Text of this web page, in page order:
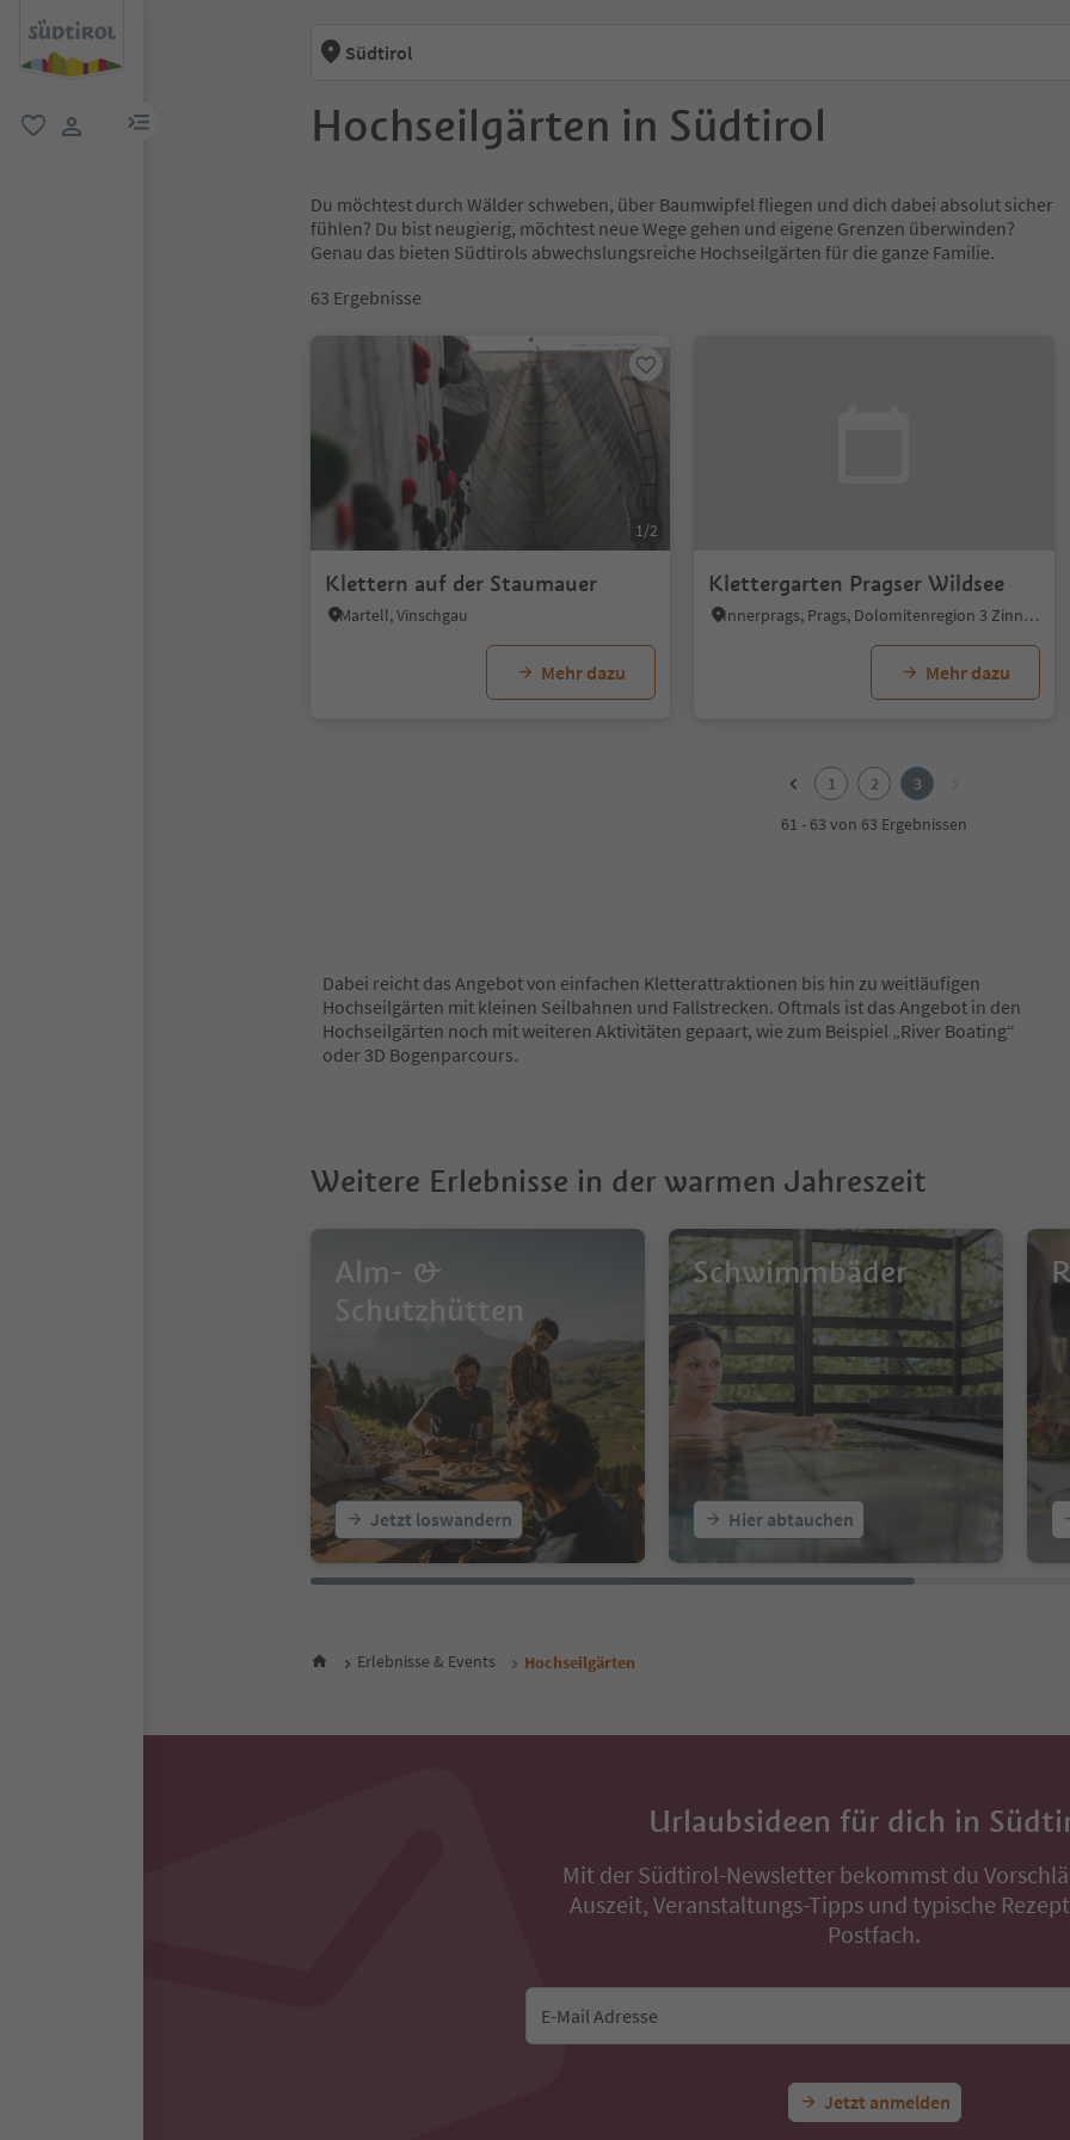
menu link
Südtirol
Hochseilgärten in Südtirol
Du möchtest durch Wälder schweben, über Baumwipfel fliegen und dich dabei absolut sicher
fühlen? Du bist neugierig, möchtest neue Wege gehen und eigene Grenzen überwinden?
Genau das bieten Südtirols abwechslungsreiche Hochseilgärten für die ganze Familie.
63 Ergebnisse
1/2
Klettern auf der Staumauer
Martell, Vinschgau
Mehr dazu
Klettergarten Pragser Wildsee
Innerprags, Prags, Dolomitenregion 3 Zinnen
Mehr dazu
1 2
3
61 - 63 von 63 Ergebnissen
Dabei reicht das Angebot von einfachen Kletterattraktionen bis hin zu weitläufigen
Hochseilgärten mit kleinen Seilbahnen und Fallstrecken. Oftmals ist das Angebot in den
Hochseilgärten noch mit weiteren Aktivitäten gepaart, wie zum Beispiel „River Boating“
oder 3D Bogenparcours.
Weitere Erlebnisse in der warmen Jahreszeit
Alm- &
Schutzhütten
Jetzt loswandern
Schwimmbäder
Hier abtauchen
Erlebnisse & Events Hochseilgärten
Urlaubsideen für dich in
Mit der Südtirol-Newsletter bekommst du
Auszeit, Veranstaltungs-Tipps und typische
Postfach.
E-Mail Adresse
Jetzt anmelden